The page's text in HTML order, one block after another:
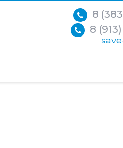
8
8 (913)